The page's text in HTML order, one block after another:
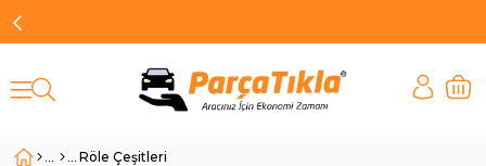
Röle Çeşitleri